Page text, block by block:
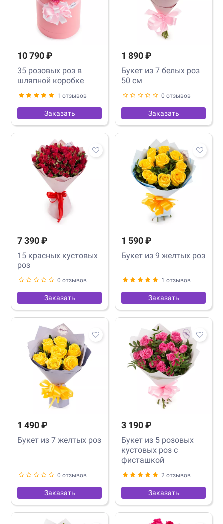
10 790 ₽
35 розовых роз в
шляпной коробке
1 отзывов
Заказать
1 890 ₽
Букет из 7 белых роз
50 см
0 отзывов
Заказать
7 390 ₽
15 красных кустовых
роз
0 отзывов
Заказать
1 590 ₽
Букет из 9 желтых роз
1 отзывов
Заказать
1 490 ₽
Букет из 7 желтых роз
0 отзывов
Заказать
3 190 ₽
Букет из 5 розовых
кустовых роз с
фисташкой
2 отзывов
Заказать